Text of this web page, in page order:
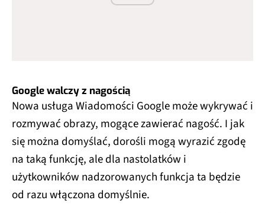
Google walczy z nagością
Nowa usługa Wiadomości Google może wykrywać i
rozmywać obrazy, mogące zawierać nagość. I jak
się można domyślać, dorośli mogą wyrazić zgodę
na taką funkcję, ale dla nastolatków i
użytkowników nadzorowanych funkcja ta będzie
od razu włączona domyślnie.